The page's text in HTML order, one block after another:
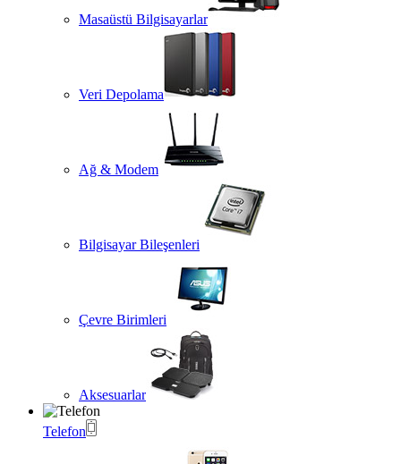
Masaüstü Bilgisayarlar
Veri Depolama
Ağ & Modem
Bilgisayar Bileşenleri
Çevre Birimleri
Aksesuarlar
Telefon